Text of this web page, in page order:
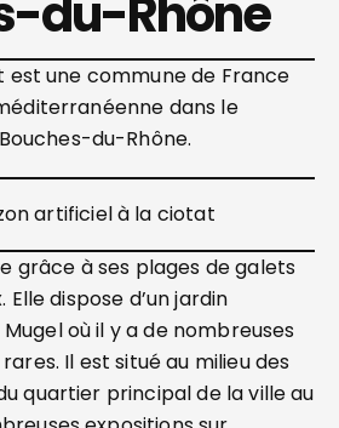
du-Rhône
est une commune de France
dans le
du-Rhône.
grâce à ses plages de galets
Elle dispose d’un jardin
où il y a de nombreuses
Il est situé au milieu des
quartier principal de la ville au